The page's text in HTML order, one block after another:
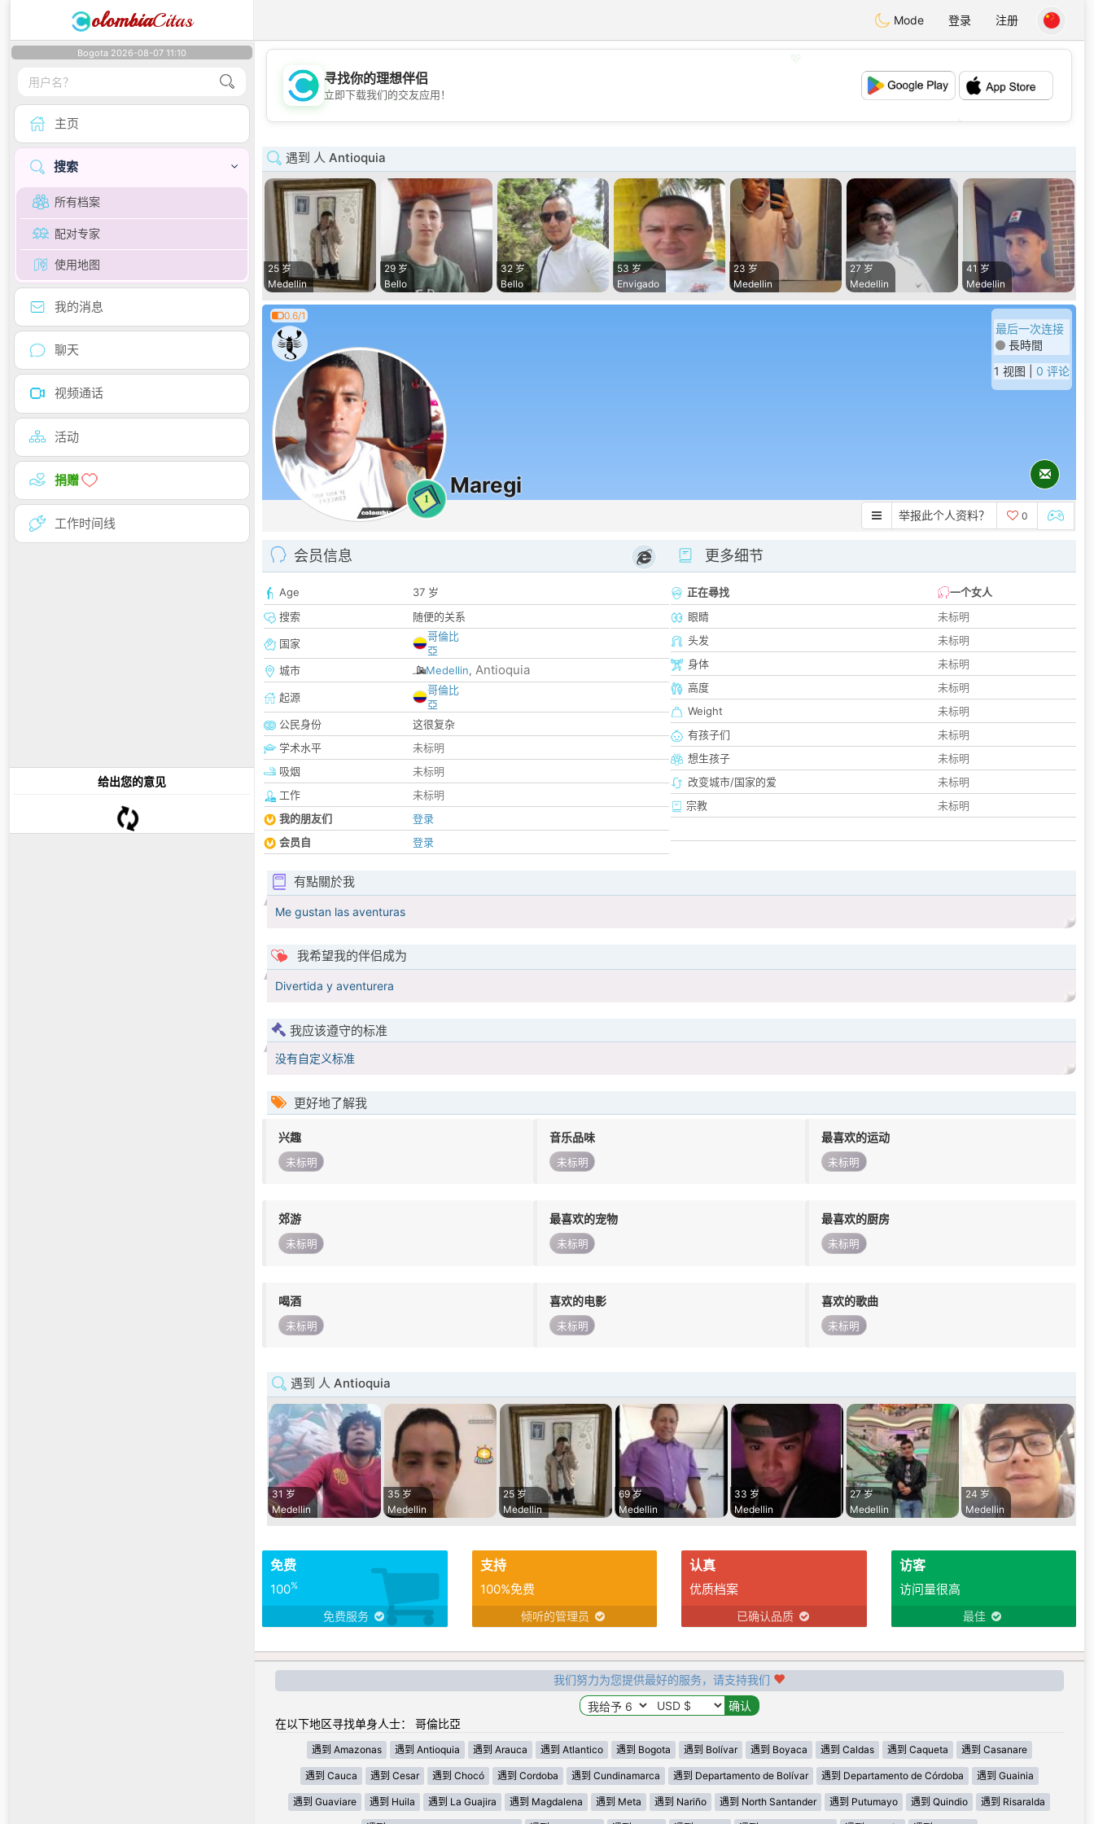
olombiaCitas Mode 登录 注册
Bogota 2026-08-07 11:10
主页
搜索
所有档案
配对专家
使用地图
我的消息
聊天
视频通话
活动
捐赠
工作时间线
给出您的意见
💖
💕
寻找你的理想伴侣
立即下载我们的交友应用！
遇到 人 Antioquia
25 岁
Medellin
29 岁
Bello
32 岁
Bello
53 岁
Envigado
23 岁
Medellin
27 岁
Medellin
41 岁
Medellin
0.6/1
1
Maregi
最后一次连接
長時間
1 视图 | 0 评论
举报此个人资料？ 0
会员信息
Age
37 岁
搜索
随便的关系
国家
哥倫比
亞
城市
Medellin, Antioquia
起源
哥倫比
亞
公民身份
这很复杂
学术水平
未标明
吸烟
未标明
工作
未标明
我的朋友们
登录
会员自
登录
更多细节
正在尋找
一个女人
眼睛
未标明
头发
未标明
身体
未标明
高度
未标明
Weight
未标明
有孩子们
未标明
想生孩子
未标明
改变城市/国家的爱
未标明
宗教
未标明
有點關於我
Me gustan las aventuras
我希望我的伴侣成为
Divertida y aventurera
我应该遵守的标准
没有自定义标准
更好地了解我
兴趣
未标明
音乐品味
未标明
最喜欢的运动
未标明
郊游
未标明
最喜欢的宠物
未标明
最喜欢的厨房
未标明
喝酒
未标明
喜欢的电影
未标明
喜欢的歌曲
未标明
遇到 人 Antioquia
31 岁
Medellin
35 岁
Medellin
25 岁
Medellin
69 岁
Medellin
33 岁
Medellin
27 岁
Medellin
24 岁
Medellin
免费
100%
免费服务
支持
100%免费
倾听的管理员
认真
优质档案
已确认品质
访客
访问量很高
最佳
我们努力为您提供最好的服务，请支持我们
在以下地区寻找单身人士： 哥倫比亞
遇到 Amazonas 遇到 Antioquia 遇到 Arauca 遇到 Atlantico 遇到 Bogota 遇到 Bolívar 遇到 Boyaca 遇到 Caldas 遇到 Caqueta 遇到 Casanare
遇到 Cauca 遇到 Cesar 遇到 Chocó 遇到 Cordoba 遇到 Cundinamarca 遇到 Departamento de Bolívar 遇到 Departamento de Córdoba 遇到 Guainia
遇到 Guaviare 遇到 Huila 遇到 La Guajira 遇到 Magdalena 遇到 Meta 遇到 Nariño 遇到 North Santander 遇到 Putumayo 遇到 Quindio 遇到 Risaralda